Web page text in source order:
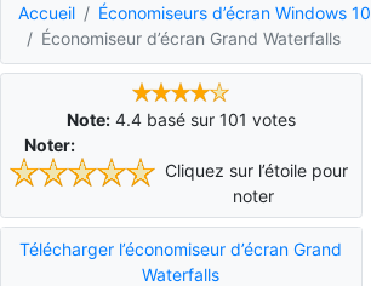
Accueil
Économiseurs d’écran Windows 10
Économiseur d’écran Grand Waterfalls
Note: 4.4basé sur 101 votes
Noter:
Cliquez sur l’étoile pour
noter
Télécharger l’économiseur d’écran Grand
Waterfalls